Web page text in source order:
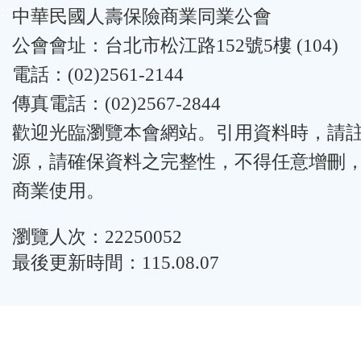
:::中華民國人壽保險商業同業公會
公會會址：台北市松江路152號5樓 (104)
電話：(02)2561-2144
傳真電話：(02)2567-2844
歡迎光臨瀏覽本會網站。引用資料時，請
源，請確保資料之完整性，不得任意增刪
商業使用。
瀏覽人次：22250052
最後更新時間：115.08.07